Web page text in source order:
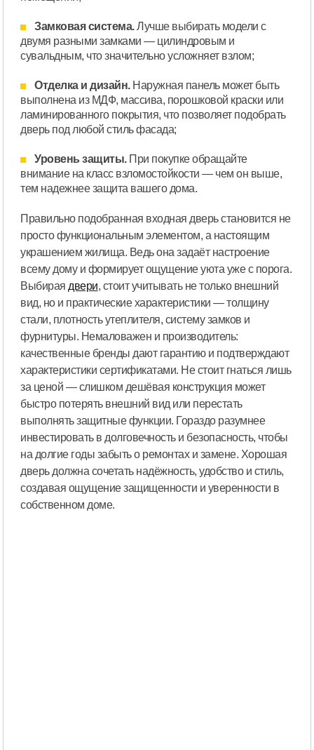
Замковая система.Лучше выбирать модели с
двумя разными замками — цилиндровым и
сувальдным, что значительно усложняет взлом;
Отделка и дизайн.Наружная панель может быть
выполнена из МДФ, массива, порошковой краски или
ламинированного покрытия, что позволяет подобрать
дверь под любой стиль фасада;
Уровень защиты.При покупке обращайте
внимание на класс взломостойкости — чем он выше,
тем надежнее защита вашего дома.
Правильно подобранная входная дверь становится не
просто функциональным элементом, а настоящим
украшением жилища. Ведь она задаёт настроение
всему дому и формирует ощущение уюта уже с порога.
Выбирая двери, стоит учитывать не только внешний
вид, но и практические характеристики — толщину
стали, плотность утеплителя, систему замков и
фурнитуры. Немаловажен и производитель:
качественные бренды дают гарантию и подтверждают
характеристики сертификатами. Не стоит гнаться лишь
за ценой — слишком дешёвая конструкция может
быстро потерять внешний вид или перестать
выполнять защитные функции. Гораздо разумнее
инвестировать в долговечность и безопасность, чтобы
на долгие годы забыть о ремонтах и замене. Хорошая
дверь должна сочетать надёжность, удобство и стиль,
создавая ощущение защищенности и уверенности в
собственном доме.